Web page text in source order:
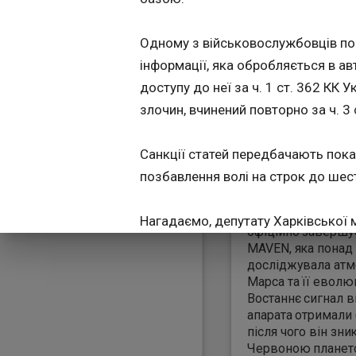
Національне
аеронавтики та
простору США
офіційно
MAVEN, яка понад
досліджувала
Марса та її
Востаннє сигнал
апарата отримали
після чого він
Червоною
Одному з військовослужбовців
інформації, яка обробляється в
доступу до неї за ч. 1 ст. 362 КК
злочин, вчинений повторно за ч. 3
Санкції статей передбачають
позбавлення волі на строк до
Нагадаємо, депутату Харківської
ав військовозобов’язаному
рито вісім ухилянтських схем:
Корреспондент.netв
https://t.me/